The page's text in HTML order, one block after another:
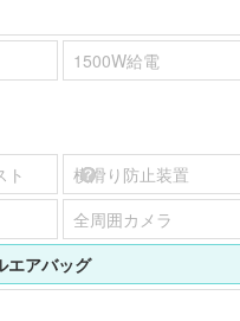
1500W給電
ト
横滑り防止装置
全周囲カメラ
エアバッグ